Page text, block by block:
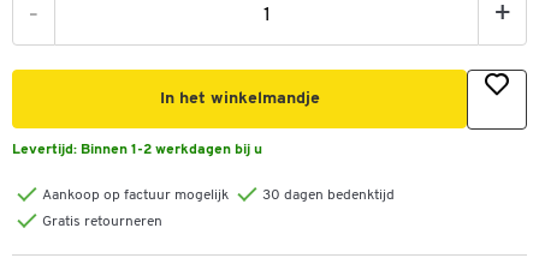
- +
In het winkelmandje
Levertijd: Binnen 1-2 werkdagen bij u
Aankoop op factuur mogelijk
30 dagen bedenktijd
Gratis retourneren